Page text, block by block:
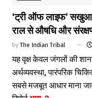
‘ट्री ऑफ लाइफ’ सखुआ:
राल से औषधि और
by The Indian Tribal
यह वृक्ष केवल जंगलों की शान
अर्थव्यवस्था, पारंपरिक
सबसे मजबूत आधार माना